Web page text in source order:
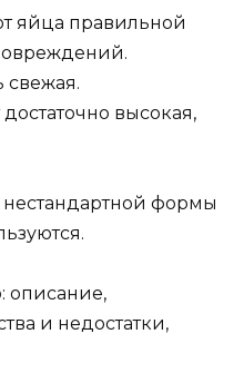
яйца правильной
высокая,
формы